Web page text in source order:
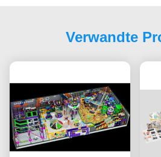
Verwandte